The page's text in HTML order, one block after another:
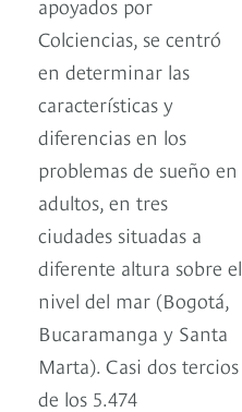
Colciencias, se centró
en determinar las
características y
diferencias en los
problemas de sueño en
adultos, en tres
ciudades situadas a
diferente altura sobre el
nivel del mar (Bogotá,
Bucaramanga y Santa
Marta). Casi dos tercios
de los 5.474